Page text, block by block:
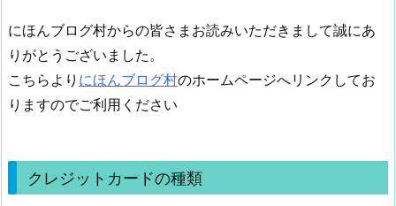
にほんブログ村からの皆さまお読みいただきまして誠にあ
りがとうございました。
こちらより にほんブログ村のホームページへリンクしてお
りますのでご利用ください
クレジットカードの種類